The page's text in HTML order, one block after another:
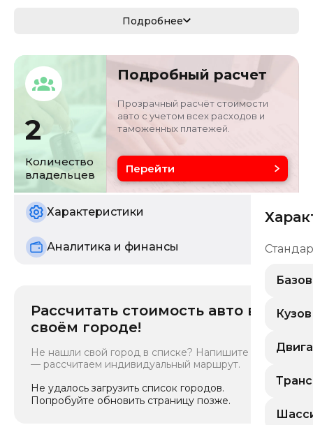
седан
VIN
WBA7T0100MCG42
615
2 л
Цвет
серебристо-серый
Состояние
Подробнее
2
Количество
владельцев
Подробный расчет
Прозрачный расчёт стоимости
авто с учетом всех расходов и
таможенных платежей.
Перейти
Характеристики
Аналитика и финансы
Класс:
Китай
Тип
Кузов
Тип
4
Тип
Рассчитать стоимость авто в
своём городе!
Не нашли свой город в списке? Напишите нам
— рассчитаем индивидуальный маршрут.
Не удалось загрузить список городов.
Попробуйте обновить страницу позже.